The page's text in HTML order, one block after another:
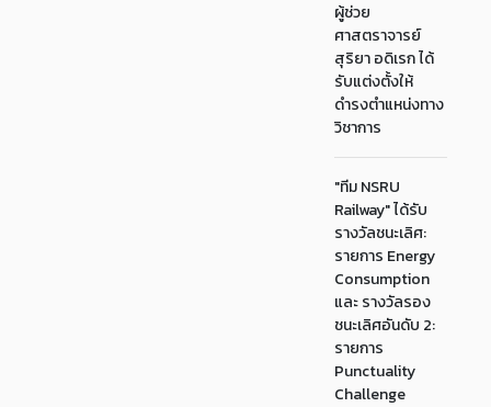
ผู้ช่วย
ศาสตราจารย์
สุริยา อดิเรก ได้
รับแต่งตั้งให้
ดำรงตำแหน่งทาง
วิชาการ
"ทีม NSRU
Railway" ได้รับ
รางวัลชนะเลิศ:
รายการ Energy
Consumption
และ รางวัลรอง
ชนะเลิศอันดับ 2:
รายการ
Punctuality
Challenge